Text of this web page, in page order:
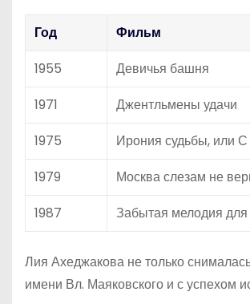
Год Фильм
1955
Девичья башня
1971
Джентльмены удачи
1975
Ирония судьбы, или
1979
Москва слезам не
1987
Забытая мелодия
Лия Ахеджакова не только
имени Вл. Маяковского и с успехом